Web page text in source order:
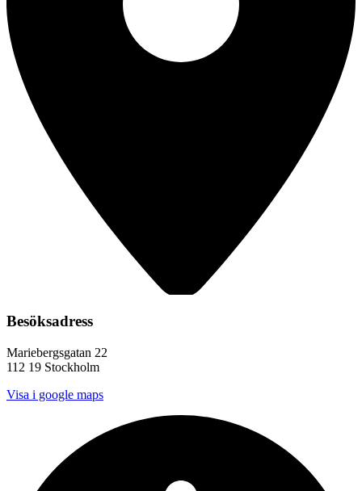
Besöksadress
Mariebergsgatan 22
112 19 Stockholm
Visa i google maps